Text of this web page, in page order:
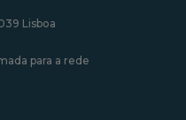
Lisboa
para a rede